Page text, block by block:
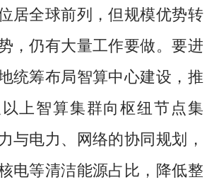
居全球前列，但规模优势转
，仍有大量工作要做。要进
统筹布局智算中心建设，推
上智算集群向枢纽节点集
与电力、网络的协同规划，
电等清洁能源占比，降低整